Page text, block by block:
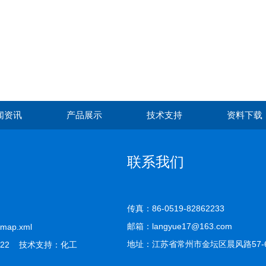
资讯 产品展示 技术支持 资料下载
技术支持： 化工
联系我们
传真：86-0519-82862233
邮箱：langyue17@163.com
地址：江苏省常州市金坛区晨风路57-